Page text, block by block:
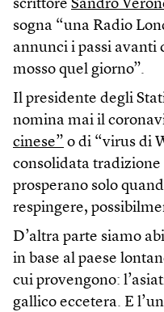
scrittore Sandro
sogna “una Radio
annunci i passi avanti
mosso quel giorno”.
Il presidente degli
nomina mai il
cinese” o di “virus di
consolidata
prosperano solo
respingere,
D’altra parte siamo
in base al paese
cui provengono:
gallico eccetera. E